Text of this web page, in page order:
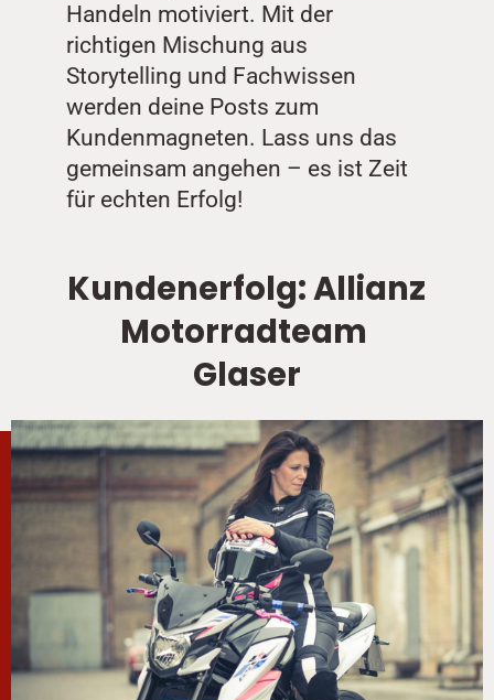
Handeln motiviert. Mit der
richtigen Mischung aus
Storytelling und Fachwissen
werden deine Posts zum
Kundenmagneten. Lass uns das
gemeinsam angehen – es ist Zeit
für echten Erfolg!
Kundenerfolg: Allianz
Motorradteam
Glaser